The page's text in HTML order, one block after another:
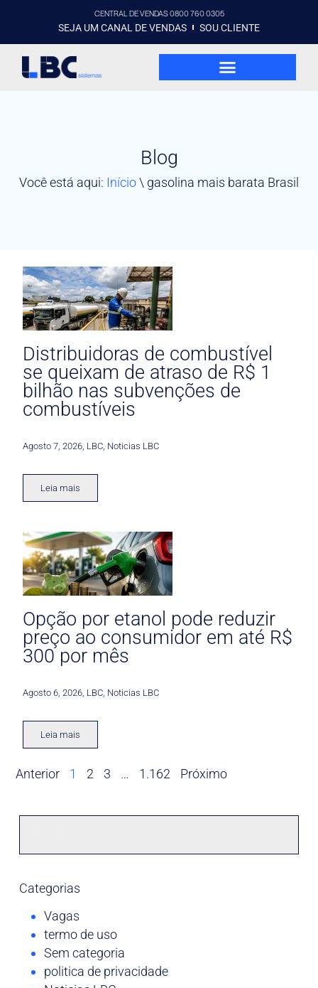
CENTRAL DE VENDAS 0800 760 0305
SEJA UM CANAL DE VENDAS SOU CLIENTE
Blog
Você está aqui: Início\ gasolina mais barata Brasil
Distribuidoras de combustível
se queixam de atraso de R$ 1
bilhão nas subvenções de
combustíveis
Agosto 7, 2026 LBC Noticias LBC
Leia mais
Opção por etanol pode reduzir
preço ao consumidor em até R$
300 por mês
Agosto 6, 2026 LBC Noticias LBC
Leia mais
Anterior 1 2 3 … 1.162 Próximo
Categorias
Vagas
termo de uso
Sem categoria
politica de privacidade